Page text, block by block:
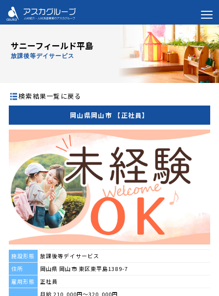
サニーフィールド平島
放課後等デイサービス
検索結果一覧に戻る
岡山県岡山市 【正社員】
施設形態
放課後等デイサービス
住所
岡山県 岡山市 東区東平島1389-7
雇用形態
正社員
月給 210,000円～320,000円